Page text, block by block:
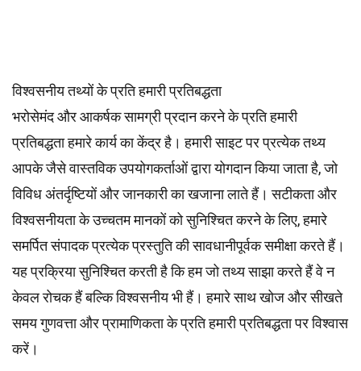
विश्वसनीय तथ्यों के प्रति हमारी प्रतिबद्धता
भरोसेमंद और आकर्षक सामग्री प्रदान करने के प्रति हमारी
प्रतिबद्धता हमारे कार्य का केंद्र है। हमारी साइट पर प्रत्येक तथ्य
आपके जैसे वास्तविक उपयोगकर्ताओं द्वारा योगदान किया जाता है, जो
विविध अंतर्दृष्टियों और जानकारी का खजाना लाते हैं। सटीकता और
विश्वसनीयता के उच्चतममानकोंको सुनिश्चित करने के लिए, हमारे
समर्पितसंपादकप्रत्येक प्रस्तुति की सावधानीपूर्वक समीक्षा करते हैं।
यह प्रक्रिया सुनिश्चित करती है कि हम जो तथ्य साझा करते हैं वे न
केवल रोचक हैं बल्कि विश्वसनीय भी हैं। हमारे साथ खोज और सीखते
समय गुणवत्ता और प्रामाणिकता के प्रति हमारी प्रतिबद्धता पर विश्वास
करें।